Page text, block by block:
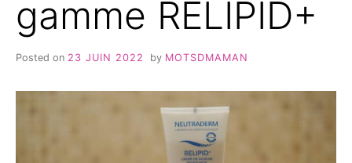
gamme RELIPID+
Posted on 23 JUIN 2022 by MOTSDMAMAN